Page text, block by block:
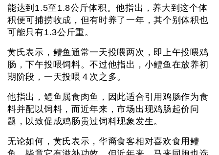
能达到1.5至1.8公斤体积。他指出，养大到这个体
积便可捕捞收成，但有时养了一年，其个别体积也
可能只有1.3公斤重。
黄氏表示，鳢鱼通常一天投喂两次，即上午投喂鸡
肠，下午投喂饲料。不过他指出，小鳢鱼在放养初
期阶段，一天投喂４次之多。
他指出，鳢鱼属食肉鱼，因此适合引用鸡肠作为食
料并配以饲料，而近年来，市场出现鸡肠起价问
题，以致促成鸡肠贵过饲料现象发生。
无论如何，黄氏表示，华裔食客相对喜欢食用鳢